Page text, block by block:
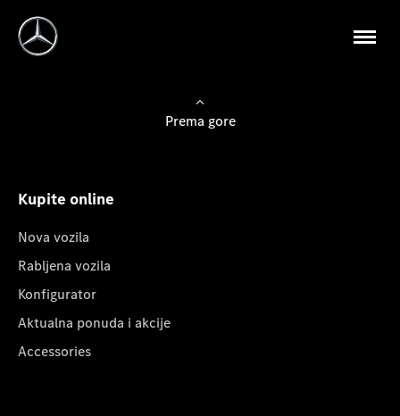
Prema gore
Kupite online
Nova vozila
Rabljena vozila
Konfigurator
Aktualna ponuda i akcije
Accessories